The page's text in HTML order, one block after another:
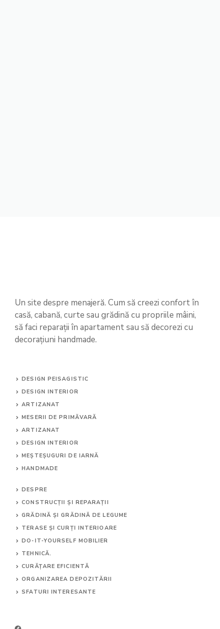
Un site despre menajeră. Cum să creezi confort în
casă, cabană, curte sau grădină cu propriile mâini,
să faci reparații în apartament sau să decorezi cu
decorațiuni handmade.
DESIGN PEISAGISTIC
DESIGN INTERIOR
ARTIZANAT
MESERII DE PRIMĂVARĂ
ARTIZANAT
DESIGN INTERIOR
MEȘTEȘUGURI DE IARNĂ
HANDMADE
DESPRE
CONSTRUCȚII ȘI REPARAȚII
GRĂDINĂ ȘI GRĂDINĂ DE LEGUME
TERASE ȘI CURȚI INTERIOARE
DO-IT-YOURSELF MOBILIER
TEHNICĂ.
CURĂȚARE EFICIENTĂ
ORGANIZAREA DEPOZITĂRII
SFATURI INTERESANTE